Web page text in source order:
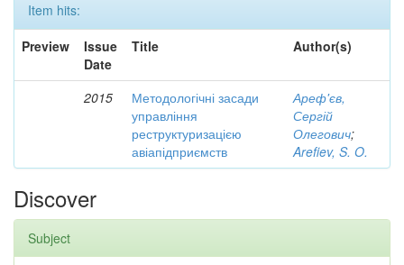
Item hits:
Preview
Issue
Date
Title Author(s)
2015
Методологічні засади
управління
реструктуризацією
авіапідприємств
Ареф'єв,
Сергій
Олегович;
Arefiev, S. O.
Discover
Subject